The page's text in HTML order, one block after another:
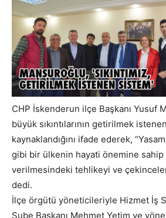
CHP İskenderun ilçe Başkanı Yusuf
büyük sıkıntılarının getirilmek
kaynaklandığını ifade ederek,
gibi bir ülkenin hayati önemine
verilmesindeki tehlikeyi ve
dedi.
İlçe örgütü yöneticileriyle Hizmet İş
Şube Başkanı Mehmet Yetim ve